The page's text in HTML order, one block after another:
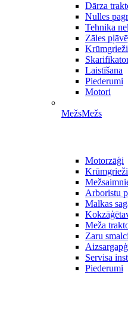
Dārza
Nulles
Tehnika
Zāles
Laistīšana
Piederumi
Motori
MežsMežs
Motorzāģi
Arboristu
Malkas
Meža
Zaru
Servisa
Piederumi